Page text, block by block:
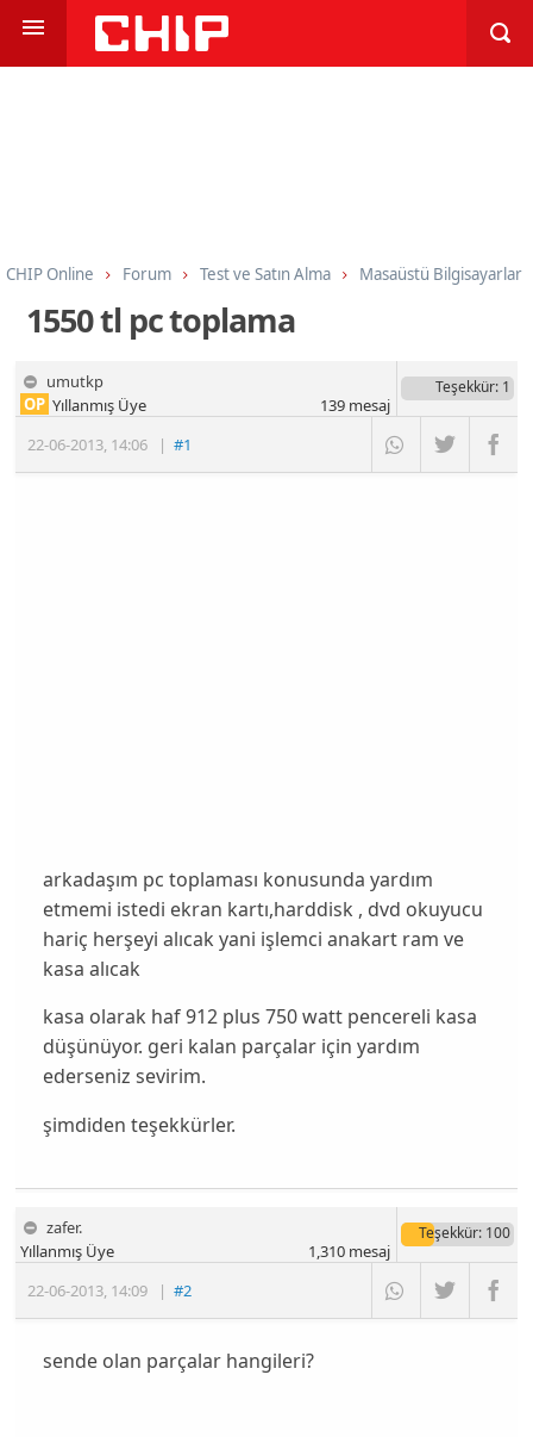
CHIP Online Forum Test ve Satın Alma Masaüstü Bilgisayarlar
1550 tl pc toplama
umutkp
22-06-2013, 14:06 |#1
OP Yıllanmış Üye
Teşekkür: 1
139mesaj
arkadaşım pc toplaması konusunda yardım
etmemi istedi ekran kartı,harddisk , dvd okuyucu
hariç herşeyi alıcak yani işlemci anakart ram ve
kasa alıcak
kasa olarak haf 912 plus 750 watt pencereli kasa
düşünüyor. geri kalan parçalar için yardım
ederseniz sevirim.
şimdiden teşekkürler.
zafer.
22-06-2013, 14:09 |#2
Yıllanmış Üye
Teşekkür: 100
1,310mesaj
sende olan parçalar hangileri?